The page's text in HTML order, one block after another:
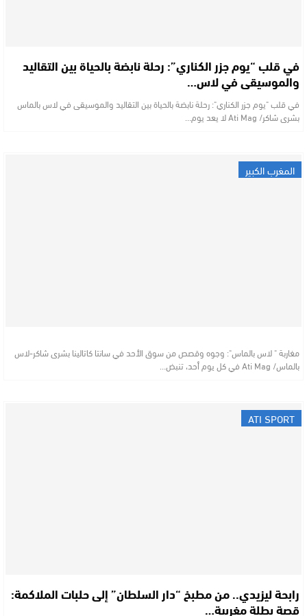
في قلب “يوم جزر الكناري”: رحلة نابضة بالحياة بين التقاليد
والموسيقى في لاس…
في قلب "يوم جزر الكناري": رحلة نابضة بالحياة بين التقاليد والموسيقى في لاس بالماس
بشرى شاكر/ Ati Mag لا يعد يوم…
المغرب الكبير
مغاربة " لاس بالماس": وجوه وقصص من سوق الأحد في سانتا كاتالينا بشرى شاكر-لاس
بالماس/ Ati Mag في كل يوم أحد، تنبض…
ATI SPORT
رابحة ليزيدي.. من مطبخ “دار السلطان” إلى حلبات الملاكمة:
قصة بطلة مغربية…